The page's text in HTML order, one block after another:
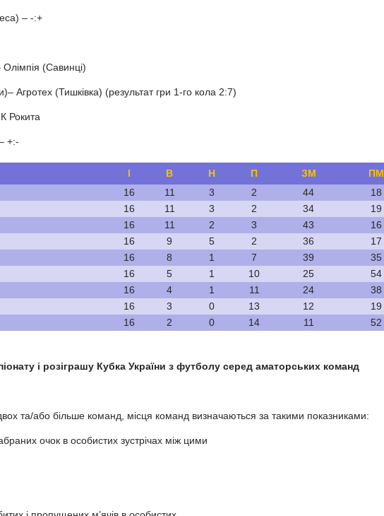
– -:+
(Савинці)
Агротех (Тишківка) (результат гри 1-го кола 2:7)
Рокита
+:-
І В Н П ЗМ ПМ
16 11 3 2 44 18
16 11 3 2 34 19
16 11 2 3 43 16
16 9 5 2 36 17
16 8 1 7 39 35
16 5 1 10 25 54
16 4 1 11 24 38
16 3 0 13 12 19
16 2 0 14 11 52
і розіграшу Кубка України з футболу серед аматорських команд
двох та/або більше команд, місця команд визначаються за такими показниками:
очок в особистих зустрічах між цими